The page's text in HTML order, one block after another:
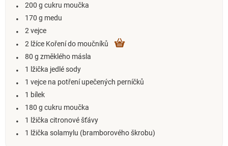
200 g cukru moučka
170 g medu
2 vejce
2 lžíce Koření do moučníků
80 g změklého másla
1 lžička jedlé sody
1 vejce na potření upečených perníčků
1 bílek
180 g cukru moučka
1 lžička citronové šťávy
1 lžička solamylu (bramborového škrobu)